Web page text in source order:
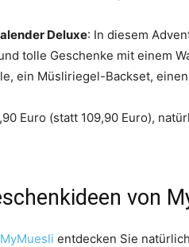
Deluxe: In diesem
tolle Geschenke mit einem
ein Müsliriegel-Backset,
Euro (statt 109,90 Euro),
von
entdecken Sie